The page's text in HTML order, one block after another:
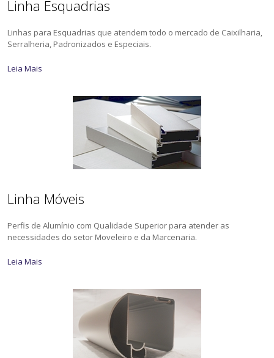
Linha Esquadrias
Linhas para Esquadrias que atendem todo o mercado de Caixilharia,
Serralheria, Padronizados e Especiais.
Leia Mais
Linha Móveis
Perfis de Alumínio com Qualidade Superior para atender as
necessidades do setor Moveleiro e da Marcenaria.
Leia Mais